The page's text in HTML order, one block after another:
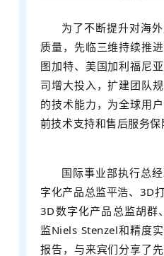
为了不断提升对海外
质量，先临三维持续推
图加特、美国加利福尼
司增大投入，扩建团队
的技术能力，为全球用
前技术支持和售后服务保
国际事业部执行总经
字化产品总监平浩、3D
3D数字化产品总监胡群
监Niels Stenzel和精度
报告，与来宾们分享了